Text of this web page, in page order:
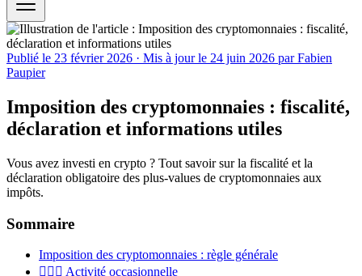
Publié le 23 février 2026 · Mis à jour le 24 juin 2026 par Fabien
Paupier
Imposition des cryptomonnaies : fiscalité,
déclaration et informations utiles
Vous avez investi en crypto ? Tout savoir sur la fiscalité et la
déclaration obligatoire des plus-values de cryptomonnaies aux
impôts.
Sommaire
Imposition des cryptomonnaies : règle générale
🙋🏻‍♂️ Activité occasionnelle